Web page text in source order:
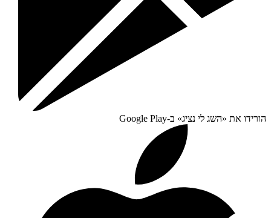
הורידו את «השג לי נציג» ב-Google Play